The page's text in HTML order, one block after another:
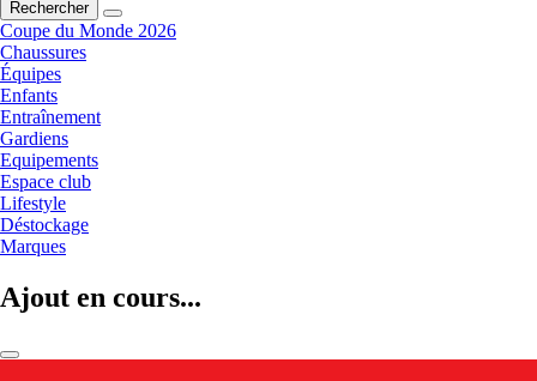
Rechercher
Coupe du Monde 2026
Chaussures
Équipes
Enfants
Entraînement
Gardiens
Equipements
Espace club
Lifestyle
Déstockage
Marques
Ajout en cours...